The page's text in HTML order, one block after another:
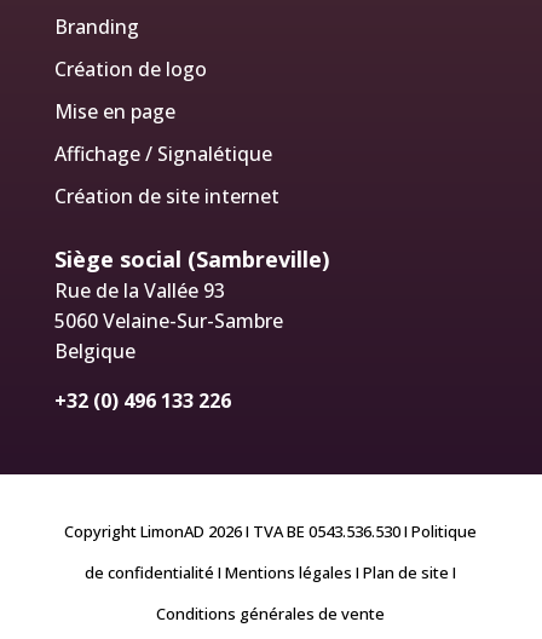
Branding
Création de logo
Mise en page
Affichage / Signalétique
Création de site internet
Siège social (Sambreville)
Rue de la Vallée 93
5060 Velaine-Sur-Sambre
Belgique
+32 (0) 496 133 226
Copyright LimonAD 2026 I TVA BE 0543.536.530I Politique
de confidentialité I Mentions légales I Plan de site I
Conditions générales de vente